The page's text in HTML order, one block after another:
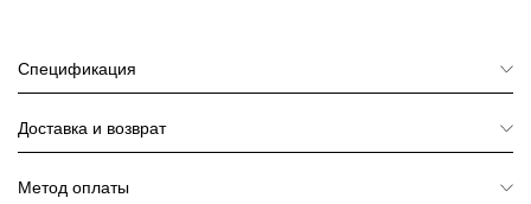
Юбки
Спецификация
Доставка и возврат
Метод оплаты